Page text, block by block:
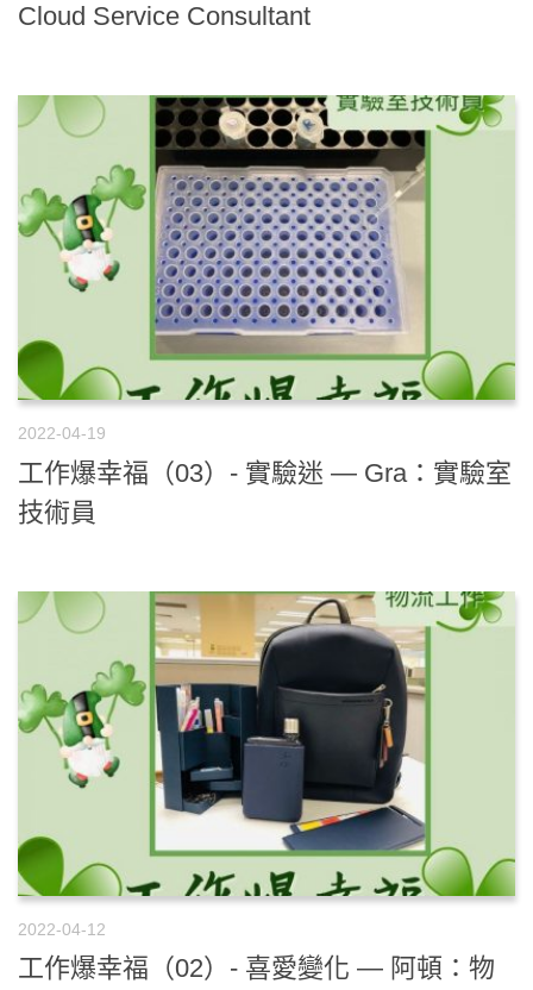
Cloud Service Consultant
2022-04-19
工作爆幸福（03）- 實驗迷 — Gra：實驗室
技術員
2022-04-12
工作爆幸福（02）- 喜愛變化 — 阿頓：物